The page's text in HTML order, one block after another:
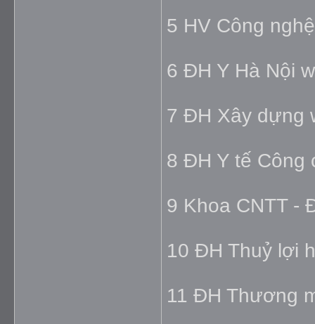
5 HV Công
6 ĐH Y Hà Nội
7 ĐH Xây dựng
8 ĐH Y tế Công
9 Khoa CNTT -
10 ĐH Thuỷ lợi
11 ĐH Thương